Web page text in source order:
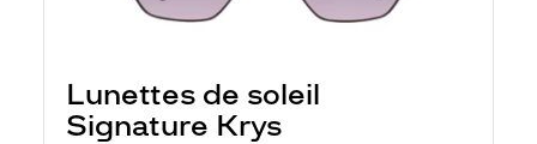
Lunettes de soleil
Signature Krys